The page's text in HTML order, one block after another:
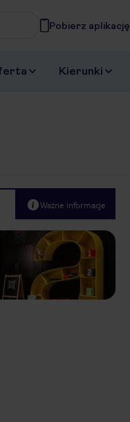
Pobierz aplikację
Kierunki
Ważne informacje
Next slide
1/4